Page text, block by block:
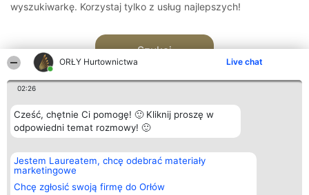
ORŁY Hurtownictwa Live chat
02:26
Cześć, chętnie Ci pomogę! 🙂 Kliknij proszę w
odpowiedni temat rozmowy! 🙂
Jestem Laureatem, chcę odebrać materiały
marketingowe
Chcę zgłosić swoją firmę do Orłów
wyszukiwarkę. Korzystaj tylko z usług najlepszych!
Szukaj
Organizator plebiscytu
Bright Side Solutions sp. z o.
o. sp. k.
ul. Ruska 22
Wrocław 50-079
Plebiscyt
Laureaci
wszystkich
Laureatów
Kontakt
Kontakt